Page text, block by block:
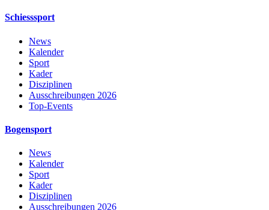
Schiesssport
News
Kalender
Sport
Kader
Disziplinen
Ausschreibungen 2026
Top-Events
Bogensport
News
Kalender
Sport
Kader
Disziplinen
Ausschreibungen 2026